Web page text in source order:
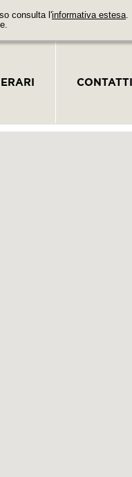
consulta l'informativa estesa.
CONTATTI